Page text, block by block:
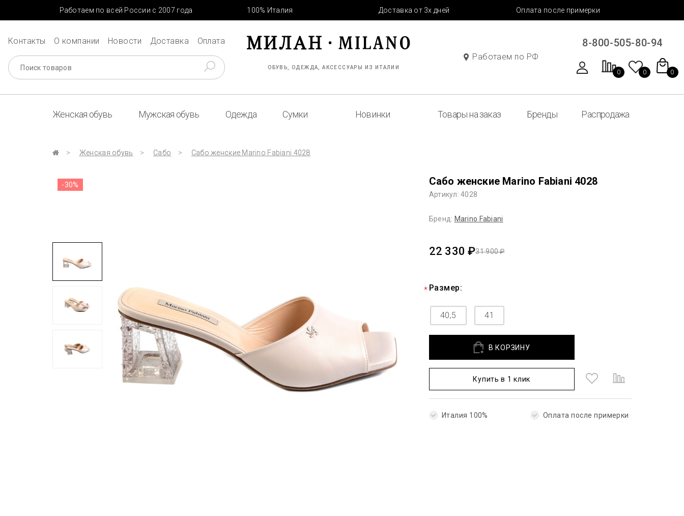
Работаем по всей России с 2007 года 100% Италия Доставка от 3х дней Оплата после примерки
Контакты О компании Новости Доставка Оплата
ОБУВЬ, ОДЕЖДА, АКСЕССУАРЫ ИЗ ИТАЛИИ
Работаем по РФ
8-800-505-80-94
0 0 0
Женская обувь Мужская обувь Одежда Сумки Новинки Товары на заказ Бренды Распродажа
Женская обувь Сабо Сабо женские Marino Fabiani 4028
-30% Сабо женские Marino Fabiani 4028
Артикул: 4028
Бренд: Marino Fabiani
31 900 ₽
22 330 ₽
Размер:
40,5 41
В КОРЗИНУ
Купить в 1 клик
Италия 100% Оплата после примерки